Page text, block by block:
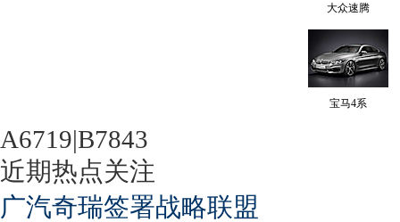
大众速腾
宝马4系
A6719|B7843
近期热点关注
广汽奇瑞签署战略联盟